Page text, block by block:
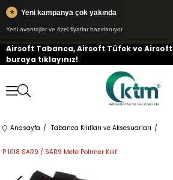
★ Yeni kampanya çok yakında
Yeni avantajlar ve özel fiyatlar hazırlanıyor
Airsoft Tabanca, Airsoft Tüfek ve Airsoft
buraya tıklayınız!
Anasayfa Tabanca Kılıfları ve Aksesuarları
P 1018 SAR9 / SAR9 Mete Polimer Kılıf